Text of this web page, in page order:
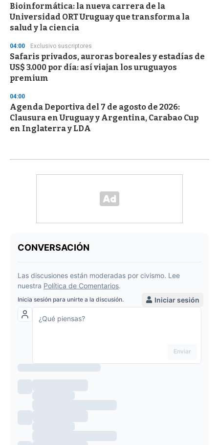
Bioinformática: la nueva carrera de la
Universidad ORT Uruguay que transforma la
salud y la ciencia
04:00 Exclusivo suscriptores
Safaris privados, auroras boreales y estadías de
US$ 3.000 por día: así viajan los uruguayos
premium
04:00
Agenda Deportiva del 7 de agosto de 2026:
Clausura en Uruguay y Argentina, Carabao Cup
en Inglaterra y LDA